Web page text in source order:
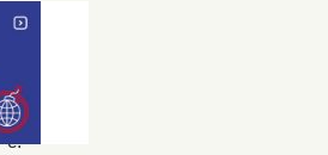
защиты
культуры
с.